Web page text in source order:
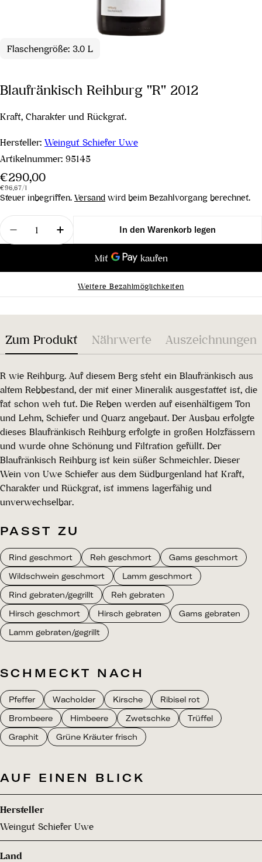
Flaschengröße: 3.0 L
Blaufränkisch Reihburg "R" 2012
Kraft, Charakter und Rückgrat.
Hersteller: Weingut Schiefer Uwe
Artikelnummer: 95145
Regulärer
Preis
€290,00
Stückpreis
€96,67/pro
l
Steuer inbegriffen. Versand wird beim Bezahlvorgang berechnet.
Menge
Menge für Blaufränkisch Reihburg
Menge für Blaufränkisch Reihburg
In den Warenkorb legen
Weitere Bezahlmöglichkeiten
Zum Produkt Nährwerte Auszeichnungen
R wie Reihburg. Auf diesem Berg steht ein Blaufränkisch aus
altem Rebbestand, der mit einer Mineralik ausgestattet ist, die
fat schon weh tut. Die Reben werden auf eisenhältigem Ton
und Lehm, Schiefer und Quarz angebaut. Der Ausbau erfolgte
dieses Blaufränkisch Reihburg erfolgte in großen Holzfässern
und wurde ohne Schönung und Filtration gefüllt. Der
Blaufränkisch Reihburg ist kein süßer Schmeichler. Dieser
Wein von Uwe Schiefer aus dem Südburgenland hat Kraft,
Charakter und Rückgrat, ist immens lagerfähig und
unverwechselbar.
PASST ZU
Rind geschmort Reh geschmort
Gams geschmort
Wildschwein geschmort
Lamm geschmort
Rind gebraten/gegrillt
Reh gebraten
Hirsch geschmort
Hirsch gebraten
Gams gebraten
Lamm gebraten/gegrillt
SCHMECKT NACH
Pfeffer Wacholder Kirsche
Ribisel rot
Brombeere
Himbeere Zwetschke
Trüffel
Graphit
Grüne Kräuter frisch
AUF EINEN BLICK
Hersteller
Weingut Schiefer Uwe
Land